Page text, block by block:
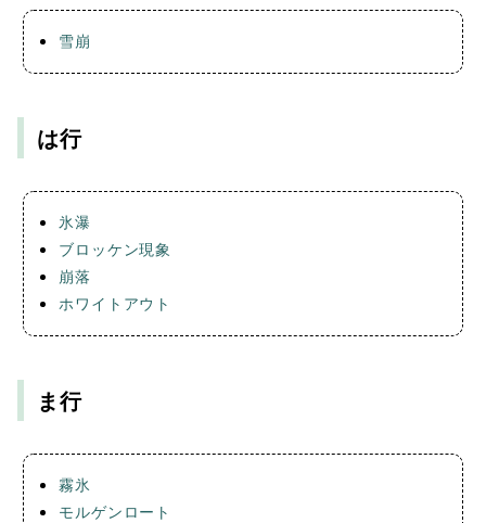
雪崩
は行
氷瀑
ブロッケン現象
崩落
ホワイトアウト
ま行
霧氷
モルゲンロート